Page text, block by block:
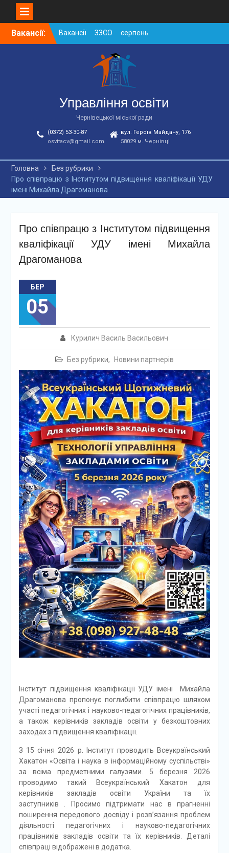
SkipВакансії:
2026
Вакансії ЗЗСО червень
2026
Вакансії у ЗДО та
дошкільних підрозділах
ЗЗСО станом на
01.08.2026 р.
Управління освіти
Чернівецької міської ради
(0372) 53-30-87
osvitacv@gmail.com
вул. Героїв Майдану, 176
58029 м. Чернівці
Головна
Без рубрики
Про співпрацю з Інститутом підвищення кваліфікації УДУ
імені Михайла Драгоманова
Про співпрацю з Інститутом підвищення
кваліфікації УДУ імені Михайла
Драгоманова
БЕР
05
Курилич Василь Васильович
Без рубрики, Новини партнерів
Інститут підвищення кваліфікації УДУ імені Михайла
Драгоманова пропонує поглибити співпрацю шляхом
участі педагогічних і науково-педагогічних працівників,
а також керівників закладів освіти у безкоштовних
заходах з підвищення кваліфікації.
З 15 січня 2026 р. Інститут проводить Всеукраїнський
Хакатон «Освіта і наука в інформаційному суспільстві»
за всіма предметними галузями. 5 березня 2026
проводимо такий Всеукраїнський Хакатон для
керівників закладів освіти України та їх
заступників . Просимо підтримати нас в прагненні
поширення передового досвіду і розв’язання проблем
діяльності педагогічних і науково-педагогічних
працівників закладів освіти та їх керівників. Деталі
співпраці відображені в додатка.